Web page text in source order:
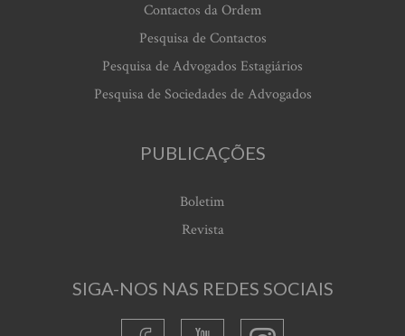
Contactos da Ordem
Pesquisa de Contactos
Pesquisa de Advogados Estagiários
Pesquisa de Sociedades de Advogados
PUBLICAÇÕES
Boletim
Revista
SIGA-NOS NAS REDES SOCIAIS